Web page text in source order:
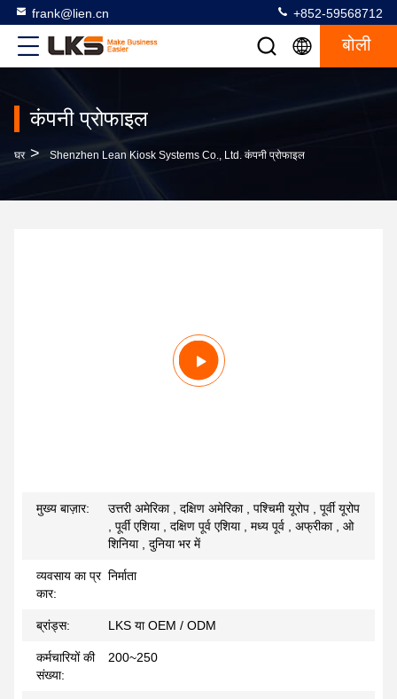
frank@lien.cn +852-59568712
बोली
कंपनी प्रोफाइल
घर > Shenzhen Lean Kiosk Systems Co., Ltd. कंपनी प्रोफाइल
मुख्य बाज़ार:
उत्तरी अमेरिका , दक्षिण अमेरिका , पश्चिमी यूरोप , पूर्वी यूरोप
, पूर्वी एशिया , दक्षिण पूर्व एशिया , मध्य पूर्व , अफ्रीका , ओ
शिनिया , दुनिया भर में
व्यवसाय का प्र
कार:
निर्माता
ब्रांड्स: LKS या OEM / ODM
कर्मचारियों की
संख्या:
200~250